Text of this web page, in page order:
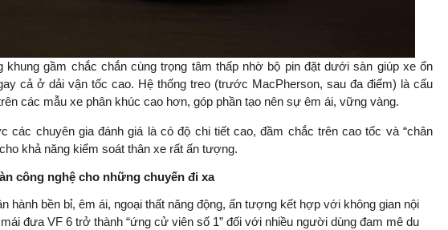
khung gầm chắc chắn cùng trọng tâm thấp nhờ bộ pin đặt dưới sàn giúp xe ổn
cả ở dải vận tốc cao. Hệ thống treo (trước MacPherson, sau đa điểm) là cấu
các mẫu xe phân khúc cao hơn, góp phần tạo nên sự êm ái, vững vàng.
các chuyên gia đánh giá là có độ chi tiết cao, đầm chắc trên cao tốc và “chân
khả năng kiểm soát thân xe rất ấn tượng.
công nghệ cho những chuyến đi xa
hành bền bỉ, êm ái, ngoại thất năng động, ấn tượng kết hợp với không gian nội
đưa VF 6 trở thành “ứng cử viên số 1” đối với nhiều người dùng đam mê du